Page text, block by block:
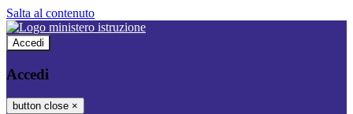
Salta al contenuto
Accedi
Accedi
button close ×